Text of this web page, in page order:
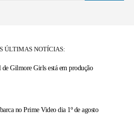
ÚLTIMAS NOTÍCIAS:
Gilmore Girls está em produção
no Prime Video dia 1º de agosto